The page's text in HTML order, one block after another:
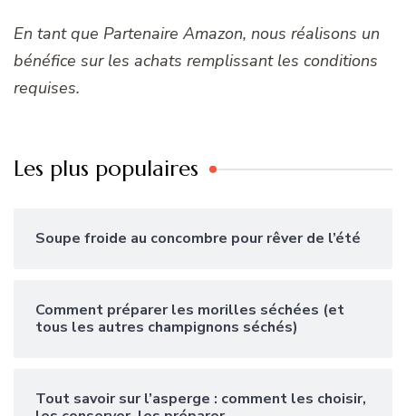
En tant que Partenaire Amazon, nous réalisons un
bénéfice sur les achats remplissant les conditions
requises.
Les plus populaires
Soupe froide au concombre pour rêver de l’été
Comment préparer les morilles séchées (et
tous les autres champignons séchés)
Tout savoir sur l’asperge : comment les choisir,